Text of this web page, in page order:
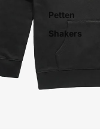
Petten
Shakers